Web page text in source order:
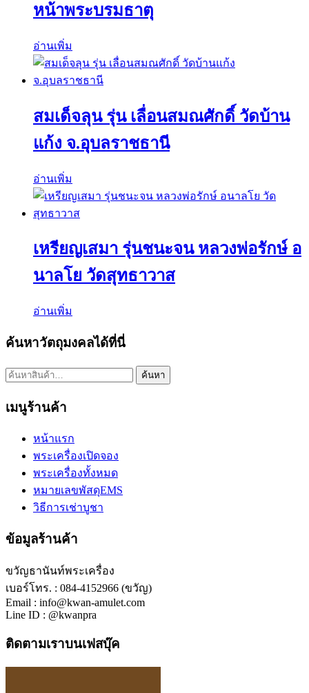
หน้าพระบรมธาตุ
อ่านเพิ่ม
สมเด็จลุน รุ่น เลื่อนสมณศักดิ์ วัดบ้าน
แก้ง จ.อุบลราชธานี
อ่านเพิ่ม
เหรียญเสมา รุ่นชนะจน หลวงพ่อรักษ์ อ
นาลโย วัดสุทธาวาส
อ่านเพิ่ม
ค้นหาวัตถุมงคลได้ที่นี่
ค้นหา: ค้นหา
เมนูร้านค้า
หน้าแรก
พระเครื่องเปิดจอง
พระเครื่องทั้งหมด
หมายเลขพัสดุEMS
วิธีการเช่าบูชา
ข้อมูลร้านค้า
ขวัญธานันท์พระเครื่อง
เบอร์โทร. : 084-4152966 (ขวัญ)
Email : info@kwan-amulet.com
Line ID : @kwanpra
ติดตามเราบนเฟสบุ๊ค